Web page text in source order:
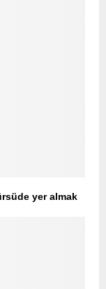
yer almak